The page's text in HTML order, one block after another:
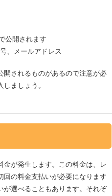
公開されます
、メールアドレス
開されるものがあるので注意が必
ましょう。
が発生します。この料金は、レ
回の料金支払いが必要になります
が選べることもあります。それぞ